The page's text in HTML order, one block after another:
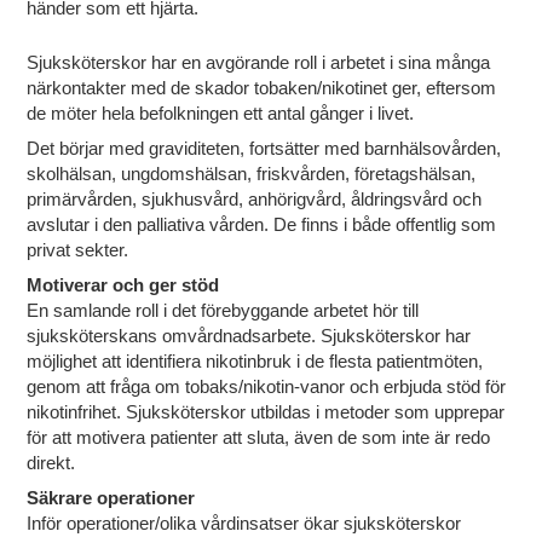
Sjuksköterskor har en avgörande roll i arbetet i sina många
närkontakter med de skador tobaken/nikotinet ger, eftersom
de möter hela befolkningen ett antal gånger i livet.
Det börjar med graviditeten, fortsätter med barnhälsovården,
skolhälsan, ungdomshälsan, friskvården, företagshälsan,
primärvården, sjukhusvård, anhörigvård, åldringsvård och
avslutar i den palliativa vården. De finns i både offentlig som
privat sekter.
Motiverar och ger stöd
En samlande roll i det förebyggande arbetet hör till
sjuksköterskans omvårdnadsarbete. Sjuksköterskor har
möjlighet att identifiera nikotinbruk i de flesta patientmöten,
genom att fråga om tobaks/nikotin-vanor och erbjuda stöd för
nikotinfrihet. Sjuksköterskor utbildas i metoder som upprepar
för att motivera patienter att sluta, även de som inte är redo
direkt.
Säkrare operationer
Inför operationer/olika vårdinsatser ökar sjuksköterskor